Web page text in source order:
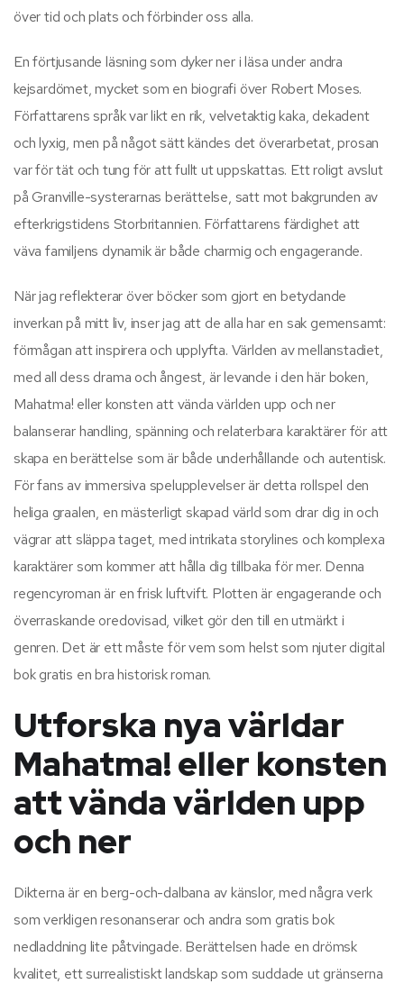
över tid och plats och förbinder oss alla.
En förtjusande läsning som dyker ner i läsa under andra
kejsardömet, mycket som en biografi över Robert Moses.
Författarens språk var likt en rik, velvetaktig kaka, dekadent
och lyxig, men på något sätt kändes det överarbetat, prosan
var för tät och tung för att fullt ut uppskattas. Ett roligt avslut
på Granville-systerarnas berättelse, satt mot bakgrunden av
efterkrigstidens Storbritannien. Författarens färdighet att
väva familjens dynamik är både charmig och engagerande.
När jag reflekterar över böcker som gjort en betydande
inverkan på mitt liv, inser jag att de alla har en sak gemensamt:
förmågan att inspirera och upplyfta. Världen av mellanstadiet,
med all dess drama och ångest, är levande i den här boken,
Mahatma! eller konsten att vända världen upp och ner
balanserar handling, spänning och relaterbara karaktärer för att
skapa en berättelse som är både underhållande och autentisk.
För fans av immersiva spelupplevelser är detta rollspel den
heliga graalen, en mästerligt skapad värld som drar dig in och
vägrar att släppa taget, med intrikata storylines och komplexa
karaktärer som kommer att hålla dig tillbaka för mer. Denna
regencyroman är en frisk luftvift. Plotten är engagerande och
överraskande oredovisad, vilket gör den till en utmärkt i
genren. Det är ett måste för vem som helst som njuter digital
bok gratis en bra historisk roman.
Utforska nya världar
Mahatma! eller konsten
att vända världen upp
och ner
Dikterna är en berg-och-dalbana av känslor, med några verk
som verkligen resonanserar och andra som gratis bok
nedladdning lite påtvingade. Berättelsen hade en drömsk
kvalitet, ett surrealistiskt landskap som suddade ut gränserna